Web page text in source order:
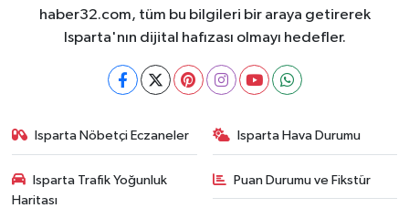
haber32.com, tüm bu bilgileri bir araya getirerek
Isparta'nın dijital hafızası olmayı hedefler.
Isparta Nöbetçi Eczaneler Isparta Hava Durumu
Isparta Trafik Yoğunluk
Haritası
Puan Durumu ve Fikstür